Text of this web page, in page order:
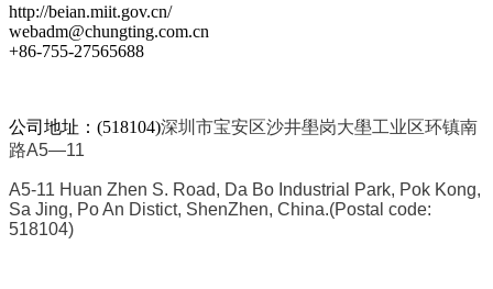
http://beian.miit.gov.cn/
webadm@chungting.com.cn
+86-755-27565688
公司地址：(518104)深圳市宝安区沙井壆岗大壆工业区环镇南
路A5—11
A5-11 Huan Zhen S. Road, Da Bo Industrial Park, Pok Kong,
Sa Jing, Po An Distict, ShenZhen, China.(Postal code:
518104)